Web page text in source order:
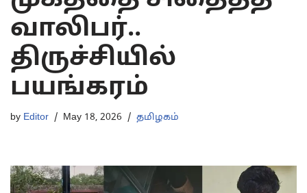
வாலிபர்..
திருச்சியில்
பயங்கரம்
by Editor May 18, 2026 தமிழகம்